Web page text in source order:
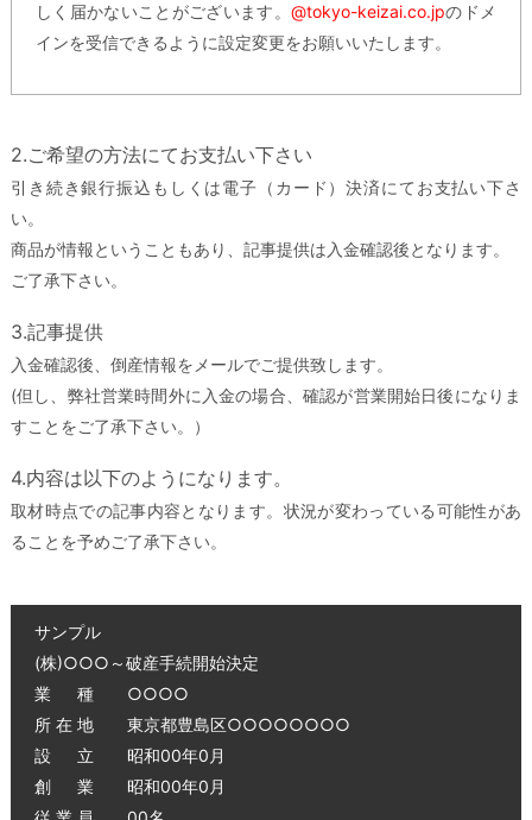
しく届かないことがございます。@tokyo-keizai.co.jpのドメ
インを受信できるように設定変更をお願いいたします。
2.ご希望の方法にてお支払い下さい
引き続き銀行振込もしくは電子（カード）決済にてお支払い下さ
い。
商品が情報ということもあり、記事提供は入金確認後となります。
ご了承下さい。
3.記事提供
入金確認後、倒産情報をメールでご提供致します。
(但し、弊社営業時間外に入金の場合、確認が営業開始日後になりま
すことをご了承下さい。）
4.内容は以下のようになります。
取材時点での記事内容となります。状況が変わっている可能性があ
ることを予めご了承下さい。
サンプル
(株)○○○～破産手続開始決定
業 種 ○○○○
所 在 地 東京都豊島区○○○○○○○○
設 立 昭和00年0月
創 業 昭和00年0月